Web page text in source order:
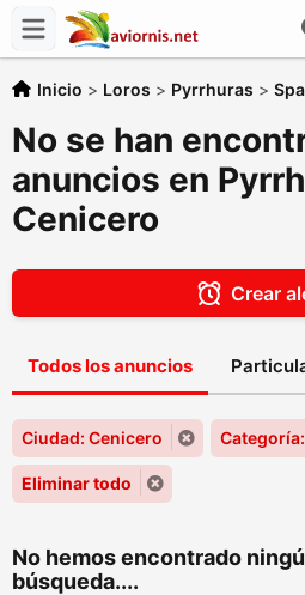
Inicio > Loros > Pyrrhuras >
No se han
anuncios en
Cenicero
Crear
Todos los anuncios
Ciudad: Cenicero
Eliminar todo
No hemos encontrado
búsqueda....